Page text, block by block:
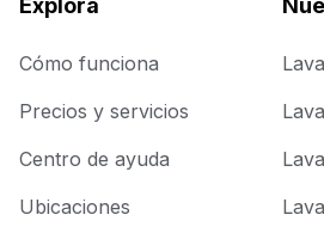
Explora
Cómo funciona
Precios y servicios
Centro de ayuda
Ubicaciones